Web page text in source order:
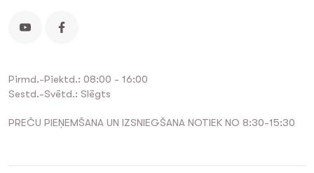
Pirmd.-Piektd.: 08:00 - 16:00
Sestd.-Svētd.: Slēgts
PREČU PIEŅEMŠANA UN IZSNIEGŠANA NOTIEK NO 8:30-15:30